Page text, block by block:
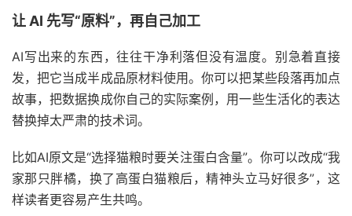
让 AI 先写“原料”，再自己加工
AI写出来的东西，往往干净利落但没有温度。别急着直接
发，把它当成半成品原材料使用。你可以把某些段落再加点
故事，把数据换成你自己的实际案例，用一些生活化的表达
替换掉太严肃的技术词。
比如AI原文是“选择猫粮时要关注蛋白含量”。你可以改成“我
家那只胖橘，换了高蛋白猫粮后，精神头立马好很多”，这
样读者更容易产生共鸣。